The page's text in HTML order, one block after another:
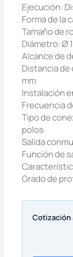
Ejecución:
Forma de la
Tamaño de
Diámetro: Ø
Alcance de
Distancia
mm
Instalación
Frecuencia
Tipo de
polos
Salida
Función de
Grado de
Cotización